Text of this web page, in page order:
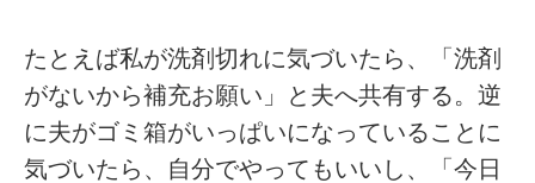
たとえば私が洗剤切れに気づいたら、「洗剤
がないから補充お願い」と夫へ共有する。逆
に夫がゴミ箱がいっぱいになっていることに
気づいたら、自分でやってもいいし、「今日